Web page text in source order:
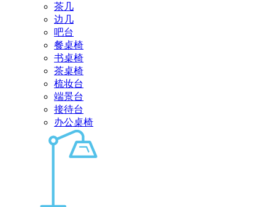
茶几
边几
吧台
餐桌椅
书桌椅
茶桌椅
梳妆台
端景台
接待台
办公桌椅